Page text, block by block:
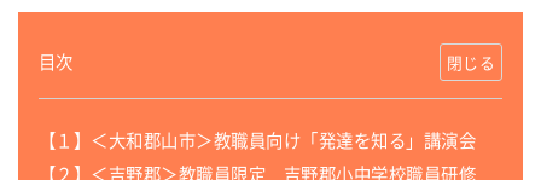
目次
【１】＜大和郡山市＞教職員向け「発達を知る」講演会
【２】＜吉野郡＞教職員限定 吉野郡小中学校職員研修